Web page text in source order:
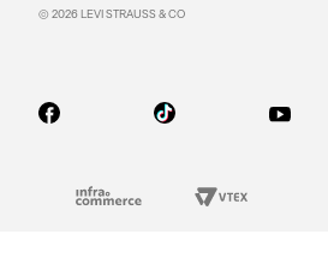
© 2026 LEVI STRAUSS & CO